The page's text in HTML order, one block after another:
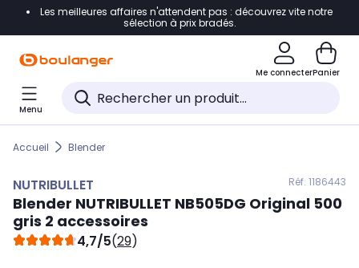
Accéder directement à la navigation
Accéder directement au pied de page
Accéder directement au chatbot
Les meilleures affaires n'attendent pas : découvrez vite notre
sélection à prix bradés.
Me connecterPanier
Menu
Accueil Blender
NUTRIBULLET Réf. 1186443
Blender NUTRIBULLET NB505DG Original 500
gris 2 accessoires
4,7/5(29)